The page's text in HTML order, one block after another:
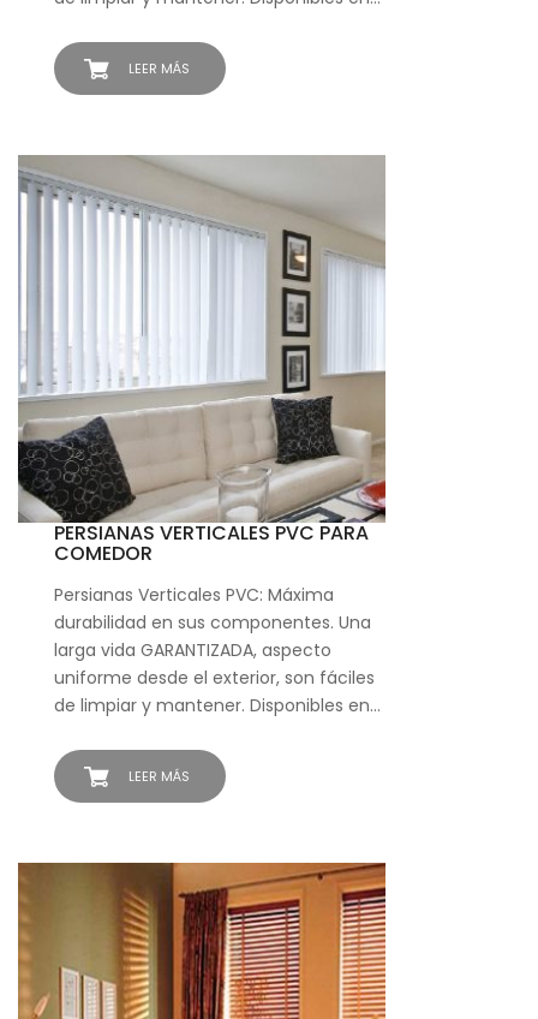
LEER MÁS
LEER MÁS
PERSIANAS VERTICALES PVC PARA
COMEDOR
Persianas Verticales PVC: Máxima
durabilidad en sus componentes. Una
larga vida GARANTIZADA, aspecto
uniforme desde el exterior, son fáciles
de limpiar y mantener. Disponibles en…